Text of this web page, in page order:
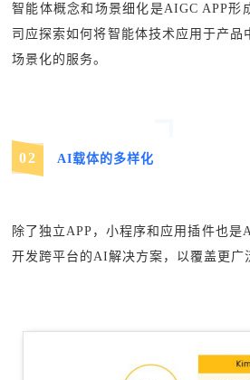
智能体概念和场景细化是AIGC APP形
司应探索如何将智能体技术应用于产品
场景化的服务。
02 AI载体的多样化
除了独立APP，小程序和应用插件也是
开发跨平台的AI解决方案，以覆盖更广